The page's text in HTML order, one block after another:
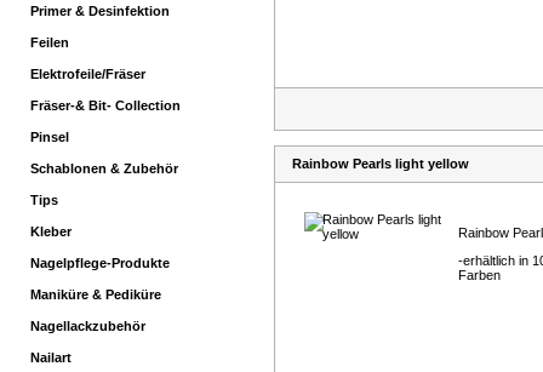
Primer & Desinfektion
Feilen
Elektrofeile/Fräser
Fräser-& Bit- Collection
Pinsel
Schablonen & Zubehör
Tips
Kleber
Nagelpflege-Produkte
Maniküre & Pediküre
Nagellackzubehör
Nailart
Rainbow Pearls light yellow
Rainbow
-erhältlich in
Farben